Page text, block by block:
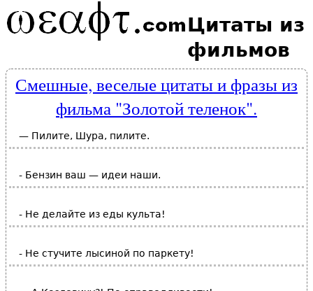
Цитаты из
фильмов
Смешные, веселые цитаты и фразы из
фильма "Золотой теленок".
— Пилите, Шура, пилите.
- Бензин ваш — идеи наши.
- Не делайте из еды культа!
- Не стучите лысиной по паркету!